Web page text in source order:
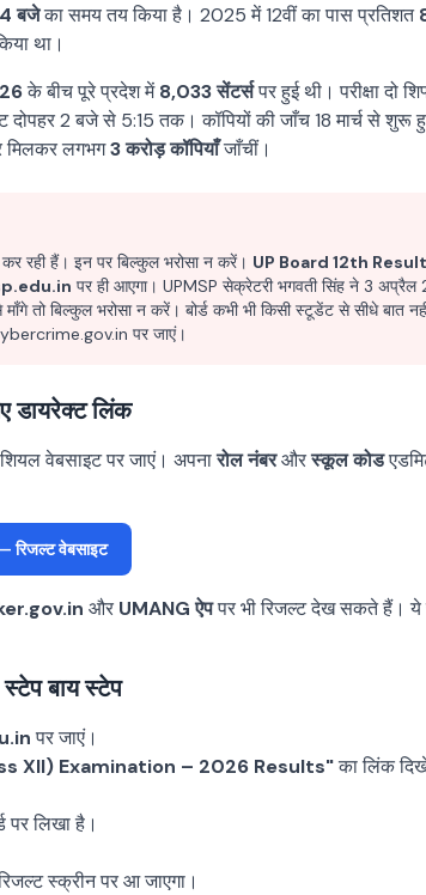
बजेका समय तय किया है। 2025 में 12वीं का पास प्रतिशत
था।
के बीच पूरे प्रदेश में8,033 सेंटर्सपर हुई थी। परीक्षा दो
2 बजे से 5:15 तक। कॉपियों की जाँच 18 मार्च से शुरू
मिलकर लगभग3 करोड़ कॉपियाँजाँचीं।
रही हैं। इन पर बिल्कुल भरोसा न करें। UP Board 12th
पर ही आएगा। UPMSP सेक्रेटरी भगवती सिंह ने 3
तो बिल्कुल भरोसा न करें। बोर्ड कभी भी किसी स्टूडेंट से सीधे बात
पर जाएं।
लिंक
वेबसाइट पर जाएं। अपनारोल नंबरऔरस्कूल कोड
वेबसाइट
और UMANG ऐपपर भी रिजल्ट देख सकते हैं।
बाय स्टेप
पर जाएं।
XII) Examination – 2026 Results"का लिंक
पर लिखा है।
स्क्रीन पर आ जाएगा।